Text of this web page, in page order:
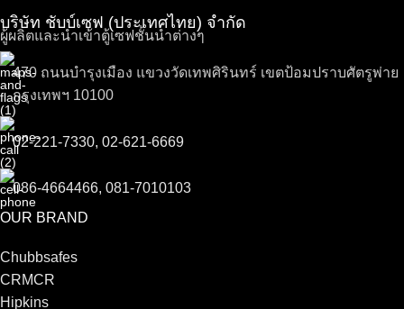
บริษัท ชับบ์เซฟ (ประเทศไทย) จำกัด
ผู้ผลิตและนำเข้าตู้เซฟชั้นนำต่างๆ
470 ถนนบำรุงเมือง แขวงวัดเทพศิรินทร์ เขตป้อมปราบศัตรูพ่าย
กรุงเทพฯ 10100
02-221-7330, 02-621-6669
086-4664466, 081-7010103
OUR BRAND
Chubbsafes
CRMCR
Hipkins